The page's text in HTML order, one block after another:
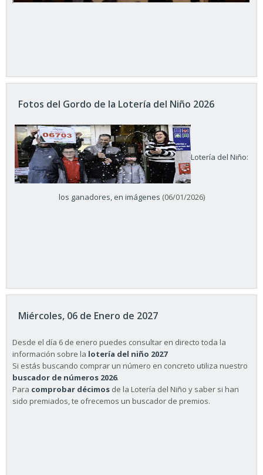
Fotos del Gordo de la Lotería del Niño 2026
Lotería del Niño:
los ganadores, en imágenes (06/01/2026)
Miércoles, 06 de Enero de 2027
Desde el día 6 de enero puedes consultar en directo toda la
información sobre la lotería del niño 2027
Si estás buscando comprar un número en concreto utiliza nuestro
buscador de números 2026.
Para comprobar décimos de la Lotería del Niño y saber si han
sido premiados, te ofrecemos un buscador de premios.